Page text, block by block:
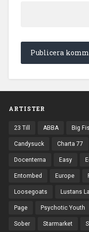
ARTISTER
23 Till ABBA Big
Candysuck Charta 77
Docenterna Easy
Entombed Europe
Loosegoats Lustans
Page Psychotic Youth
Sober Starmarket